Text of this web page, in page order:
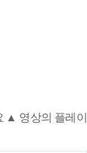
▲ 영상의 플레이